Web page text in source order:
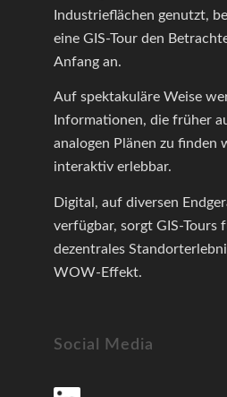
Industrieflächen genutzt,
eine GIS-Tour den
Anfang an.
Auf spektakuläre Weise
Informationen, die früher
analogen Plänen zu finden
interaktiv erlebbar.
Digital, auf diversen
verfügbar, sorgt GIS-Tours
dezentrales
WOW-Effekt.
Social Media